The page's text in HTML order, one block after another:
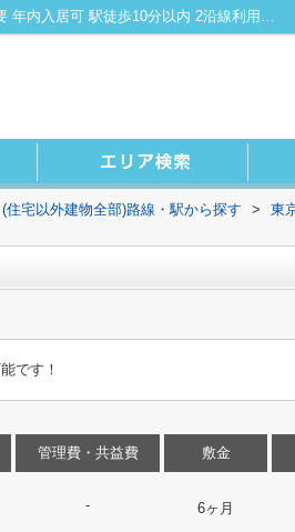
品川ＴＳ倉庫｜初期費用カード決済可 2駅利用可 保証金不要 年内入居可 駅徒歩10分以内 2沿線利用可｜蒲田駅の不動産｜株式会社KENTY不動産 蒲田東口店
(住宅以外建物全部)路線・駅から探す > 東
です！
管理費・共益費
-
敷金
6ヶ月